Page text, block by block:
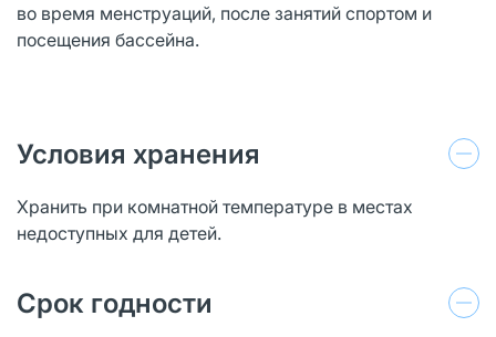
во время менструаций, после занятий спортом и
посещения бассейна.
Условия хранения
Хранить при комнатной температуре в местах
недоступных для детей.
Срок годности